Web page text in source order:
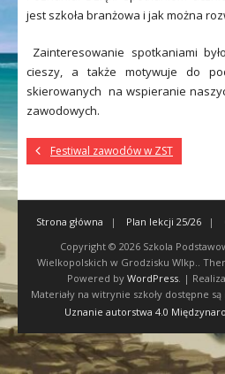
jest szkoła branżowa i jak można
Zainteresowanie spotkaniami
cieszy, a także motywuje do
skierowanych na wspieranie
zawodowych.
Festiwal zawodów w ZST
Strona główna Plan lekcji 25/26
Copyright © 2026 Szkola
Wielkopolskich w Grodzisku Wlkp.
.
Powered by WordPress . |
Materiały na witrynie szkoły dostępne są
Uznanie autorstwa 4.0